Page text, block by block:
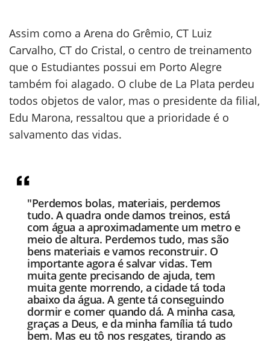
Assim como a Arena do Grêmio, CT Luiz
Carvalho, CT do Cristal, o centro de treinamento
que o Estudiantes possui em Porto Alegre
também foi alagado. O clube de La Plata perdeu
todos objetos de valor, mas o presidente da filial,
Edu Marona, ressaltou que a prioridade é o
salvamento das vidas.
"Perdemos bolas, materiais, perdemos
tudo. A quadra onde damos treinos, está
com água a aproximadamente um metro e
meio de altura. Perdemos tudo, mas são
bens materiais e vamos reconstruir. O
importante agora é salvar vidas. Tem
muita gente precisando de ajuda, tem
muita gente morrendo, a cidade tá toda
abaixo da água. A gente tá conseguindo
dormir e comer quando dá. A minha casa,
graças a Deus, e da minha família tá tudo
bem. Mas eu tô nos resgates, tirando as